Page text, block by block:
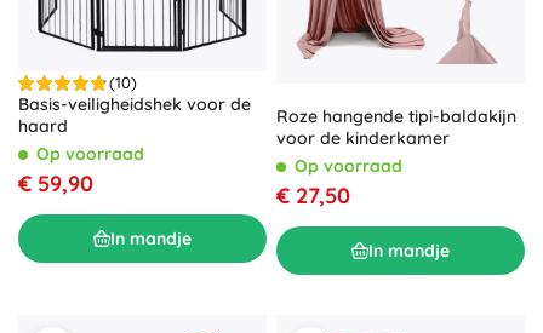
(10)
Basis-veiligheidshek voor de
haard
Op voorraad
€ 59,90
In mandje
Roze hangende tipi-baldakijn
voor de kinderkamer
Op voorraad
€ 27,50
In mandje